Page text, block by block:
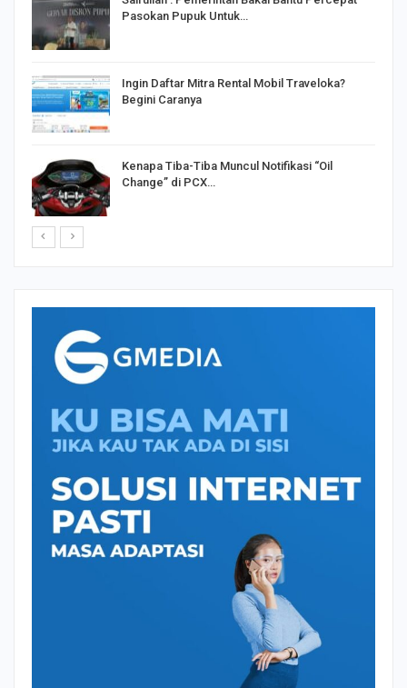
Pasokan Pupuk Untuk…
Ingin Daftar Mitra Rental Mobil Traveloka?
Begini Caranya
Kenapa Tiba-Tiba Muncul Notifikasi “Oil
Change” di PCX…